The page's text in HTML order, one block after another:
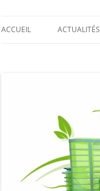
ACCUEIL ACTUALITÉS